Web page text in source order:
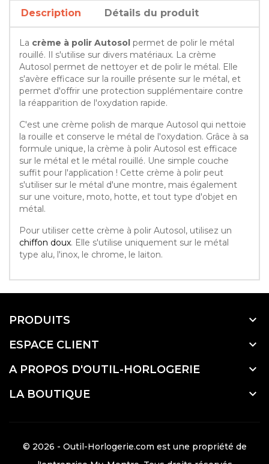
Description Détails du produit
La crème à polir Autosol permet de polir le métal
rouillé. Il s'utilise sur divers matériaux. La crème
Autosol permet de nettoyer et de polir le métal. Elle
s'avère efficace sur la rouille présente sur le métal, et
permet d'offrir une protection supplémentaire contre
la réapparition de l'oxydation rapide.
C'est une crème polish de marque Autosol qui nettoie
la rouille et conserve le métal de l'oxydation. Grâce à sa
formule unique, la crème à polir Autosol est efficace
sur le métal et le métal rouillé. Une simple couche
suffit pour l'application ! Cette crème à polir peut
s'utiliser sur le métal d'une montre, mais également
sur une voiture, moto, hotte, et tout type d'objet en
métal.
Pour utiliser cette crème à polir Autosol, utilisez un
chiffon doux. Elle s'utilise uniquement sur le métal
type alu, l'inox, le chrome, le laiton.
PRODUITS 
ESPACE CLIENT 
A PROPOS D'OUTIL-HORLOGERIE 
LA BOUTIQUE 
© 2026 - Outil-Horlogerie.com est une propriété de